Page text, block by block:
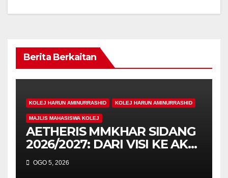
Berita Berkaitan
KOLEJ HARUN AMINURRASHID KOLEJ HARUN AMINURRASHID
MAJLIS MAHASISWA KOLEJ
AETHERIS MMKHAR SIDANG
2026/2027: DARI VISI KE AKSI,
MEMBINA LEGASI GENERASI
PEMIMPIN
OGO 5, 2026